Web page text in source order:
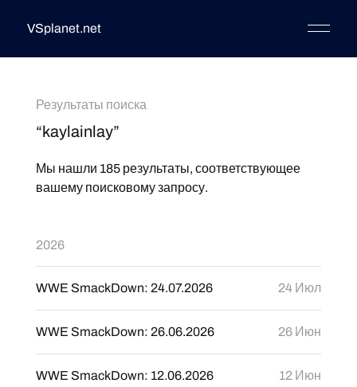
VSplanet.net
Результаты поиска
“kaylainlay”
Мы нашли 185 результаты, соответствующее
вашему поисковому запросу.
2026
WWE SmackDown: 24.07.2026 24 Июл
WWE SmackDown: 26.06.2026 26 Июн
WWE SmackDown: 12.06.2026 12 Июн